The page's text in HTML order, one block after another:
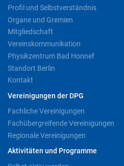
Profil und Selbstverständnis
Organe und Gremien
Mitgliedschaft
Vereinskommunikation
Physikzentrum Bad Honnef
Standort Berlin
Kontakt
Vereinigungen der DPG
Fachliche Vereinigungen
Fachübergreifende Vereinigungen
Regionale Vereinigungen
Aktivitäten und Programme